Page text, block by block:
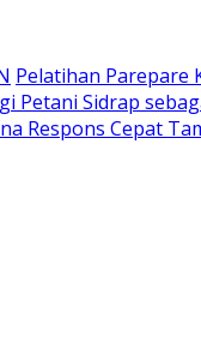
Pelatihan Parepare
Petani Sidrap
Respons Cepat